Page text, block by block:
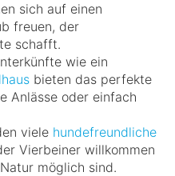
sich auf einen
freuen, der
schafft.
wie ein
bieten das perfekte
Anlässe oder einfach
viele hundefreundliche
Vierbeiner willkommen
möglich sind.